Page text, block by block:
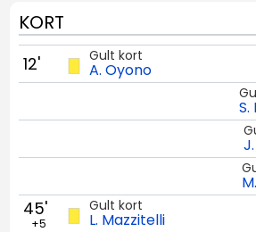
KORT
Gult kort
A. Oyono
12'
Gult kort
L. Mazzitelli
45'
+5